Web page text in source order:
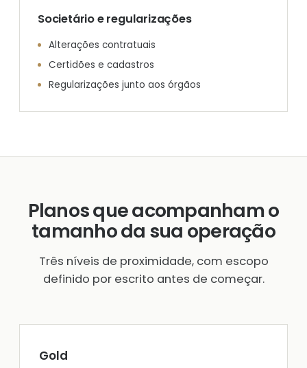
Societário e regularizações
Alterações contratuais
Certidões e cadastros
Regularizações junto aos órgãos
Planos que acompanham o
tamanho da sua operação
Três níveis de proximidade, com escopo
definido por escrito antes de começar.
Gold